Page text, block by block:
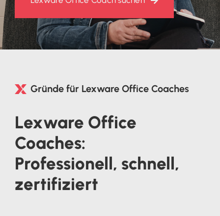
Gründe für Lexware Office Coaches
Lexware Office
Coaches:
Professionell, schnell,
zertifiziert